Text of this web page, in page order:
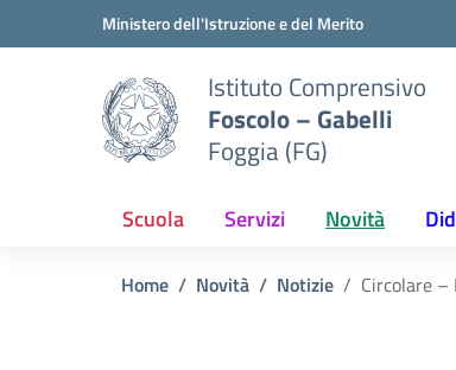
Vai ai contenuti
Vai al menu di navigazioneMinistero dell'Istruzione e del Merito
Istituto Comprensivo
Foscolo – Gabelli
Foggia (FG)
Scuola Servizi Novità
Home Novità Notizie Circolare